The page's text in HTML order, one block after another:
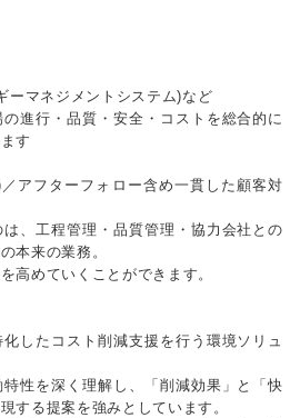
ーマネジメントシステム)など
進行・品質・安全・コストを総合的に
す
アフターフォロー含め一貫した顧客対
、工程管理・品質管理・協力会社との
本来の業務。
高めていくことができます。
したコスト削減支援を行う環境ソリュ
性を深く理解し、「削減効果」と「快
する提案を強みとしています。